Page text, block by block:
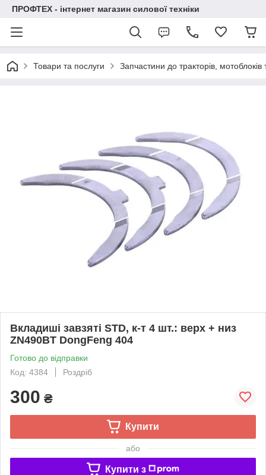
ПРОФТЕХ - інтернет магазин силової техніки
Товари та послуги Запчастини до тракторів,
Вкладиші завзяті STD, к-т 4 шт.: верх + низ
ZN490BT DongFeng 404
Готово до відправки
Код: 4384
Роздріб
300 ₴
Купити
або
Купити з